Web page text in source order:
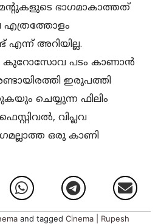
ഭാഗമാകാത്തത്
എന്ന് അറിയില്ല.
പടം കാണാൻ
ഇരുപത്തി
ചെയ്യുന്ന ഫിലിം
വിപ്ലവ
ഒരു കാണി
and tagged Cinema | Rupesh